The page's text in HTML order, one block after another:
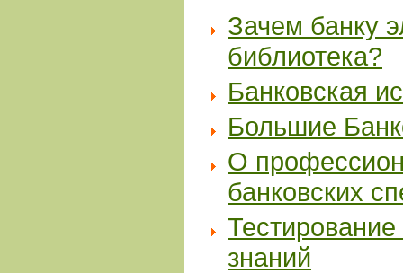
Зачем банку
библиотека?
Банковская
Большие
О
банковских
знаний